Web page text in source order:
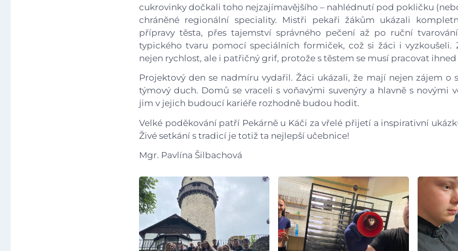
cukrovinky dočkali toho nejzajímavějšího – nahlédnutí pod pokličku
chráněné regionální speciality. Mistři pekaři žákům ukázali
přípravy těsta, přes tajemství správného pečení až po ruční
typického tvaru pomocí speciálních formiček, což si žáci i vyzkoušeli.
nejen rychlost, ale i patřičný grif, protože s těstem se musí pracovat
Projektový den se nadmíru vydařil. Žáci ukázali, že mají nejen zájem o
týmový duch. Domů se vraceli s voňavými suvenýry a hlavně s novými
jim v jejich budoucí kariéře rozhodně budou hodit.
Velké poděkování patří Pekárně u Káči za vřelé přijetí a inspirativní
Živé setkání s tradicí je totiž ta nejlepší učebnice!
Mgr. Pavlína Šilbachová